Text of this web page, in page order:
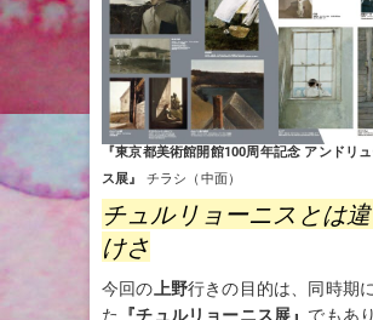
『東京都美術館開館100周年記念 アンドリ
ス展』
チラシ（中面）
チュルリョーニスとは
けさ
今回の 上野行きの目的は、同時期
た
『チュルリョーニス展』 でもあ